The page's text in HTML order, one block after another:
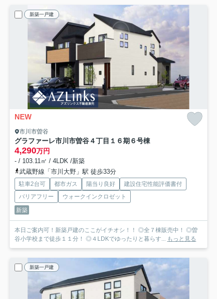
新築一戸建
NEW
市川市曽谷
グラファーレ市川市曽谷４丁目１６期 ６号棟
4,290万円
- / 103.11㎡ / 4LDK /新築
武蔵野線「市川大野」駅 徒歩33分
駐車2台可 都市ガス 陽当り良好
建設住宅性能評価書付
バリアフリー
ウォークインクロゼット
新築
本日ご案内可！新築戸建のここがイチオシ！！ ◎全７棟販売中！ ◎曽
谷小学校まで徒歩１１分！ ◎４LDKでゆったりと暮らす... もっと見る
新築一戸建